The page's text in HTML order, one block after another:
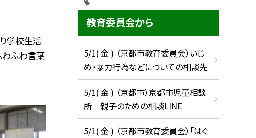
り学校生活
わふわ言葉
教育委員会から
5/1( 金 ) （京都市教育委員会）いじ
め・暴力行為などについての相談先
5/1( 金 ) （京都市）京都市児童相談
所 親子のための相談LINE
5/1( 金 ) （京都市教育委員会）「はぐ